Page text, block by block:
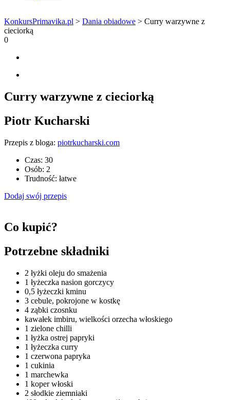
KonkursPrimavika.pl > Dania obiadowe > Curry warzywne z
cieciorką
0
Curry warzywne z cieciorką
Piotr Kucharski
Przepis z bloga: piotrkucharski.com
Czas: 30
Osób: 2
Trudność: łatwe
Dodaj swój przepis
Co kupić?
Potrzebne składniki
2 łyżki oleju do smażenia
1 łyżeczka nasion gorczycy
0,5 łyżeczki kminu
3 cebule, pokrojone w kostkę
4 ząbki czosnku
kawałek imbiru, wielkości orzecha włoskiego
1 zielone chilli
1 łyżka ostrej papryki
1 łyżeczka curry
1 czerwona papryka
1 cukinia
1 marchewka
1 koper włoski
2 słodkie ziemniaki